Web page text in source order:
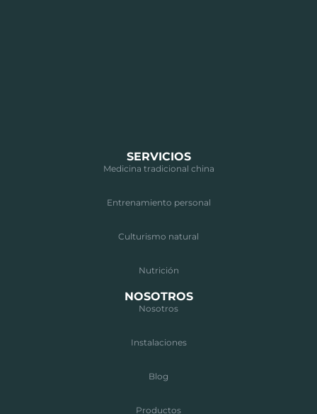
SERVICIOS
Medicina tradicional china
Entrenamiento personal
Culturismo natural
Nutrición
NOSOTROS
Nosotros
Instalaciones
Blog
Productos